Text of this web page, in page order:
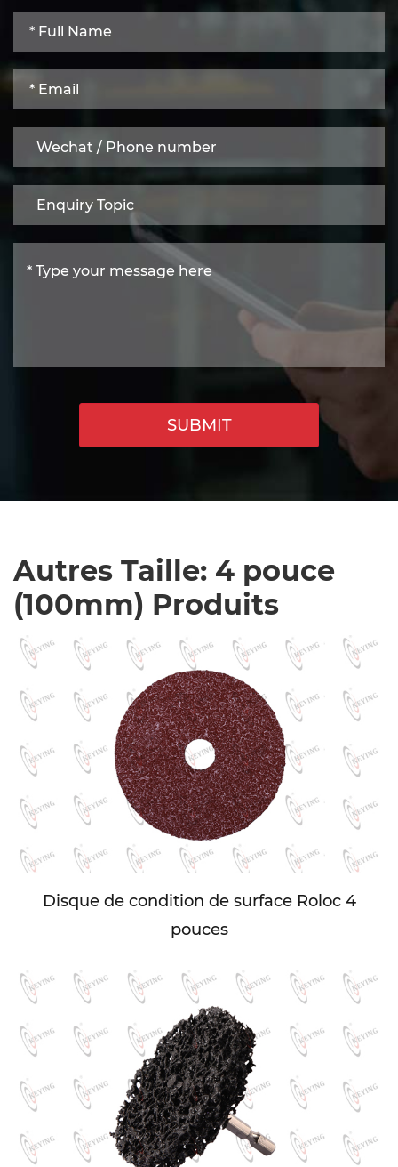
SUBMIT
Autres Taille: 4 pouce
(100mm) Produits
Disque de condition de surface Roloc 4
pouces